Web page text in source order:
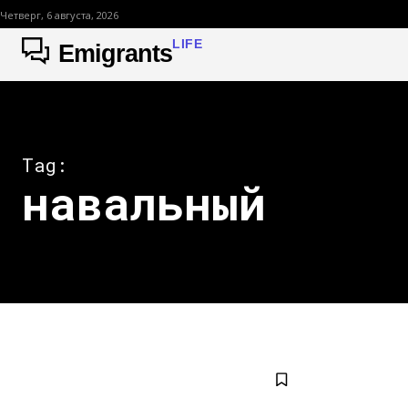
Четверг, 6 августа, 2026
EmigrantsLIFE
Tag:
навальный